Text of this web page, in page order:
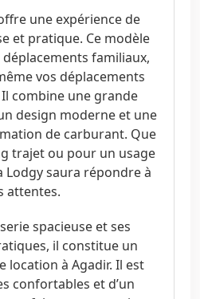
une expérience de
et pratique. Ce modèle
familiaux,
vos déplacements
combine une grande
design moderne et une
de carburant. Que
trajet ou pour un usage
Lodgy saura répondre à
attentes.
spacieuse et ses
il constitue un
location à Agadir. Il est
confortables et d’un